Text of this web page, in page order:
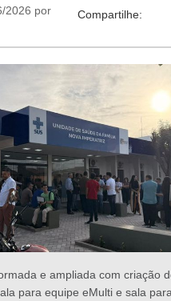
2026 por
Compartilhe:
e ampliada com criação
para equipe eMulti e sala